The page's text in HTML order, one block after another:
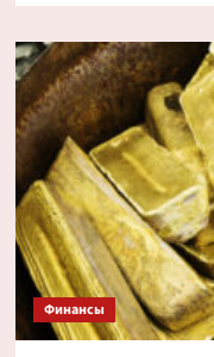
Экономист
Хачатрян
не
увидел
оснований
для
резкого
ослабления
рубля
летом
Финансы